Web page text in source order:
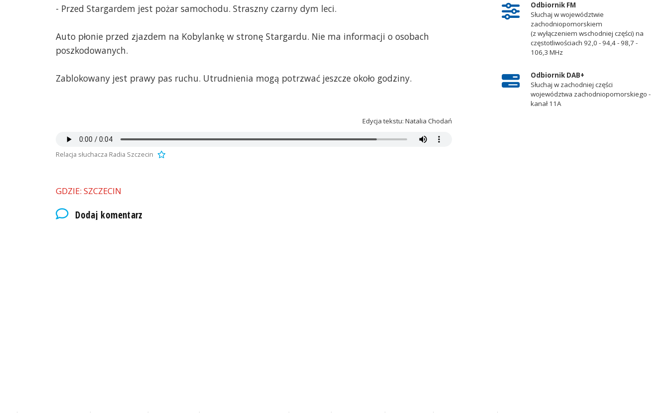
- Przed Stargardem jest pożar samochodu. Straszny czarny dym leci.
Auto płonie przed zjazdem na Kobylankę w stronę Stargardu. Nie ma informacji o osobach
poszkodowanych.
Zablokowany jest prawy pas ruchu. Utrudnienia mogą potrzwać jeszcze około godziny.
Edycja tekstu: Natalia Chodań
Relacja słuchacza Radia Szczecin
GDZIE: SZCZECIN
Dodaj komentarz
Odbiornik FM
Słuchaj w województwie
zachodniopomorskiem
(z wyłączeniem wschodniej części) na
częstotliwościach 92,0 - 94,4 - 98,7 -
106,3 MHz
Odbiornik DAB+
Słuchaj w zachodniej części
województwa zachodniopomorskiego -
kanał 11A